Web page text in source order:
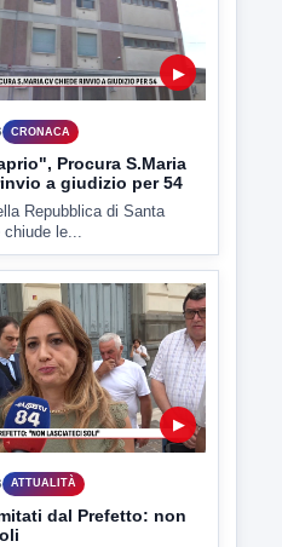
CRONACA
42enne in una
giallo a viale Italia
vita il corpo di un 42enne
▶
CRONACA
Procura S.Maria
a giudizio per 54
Repubblica di Santa
chiude le...